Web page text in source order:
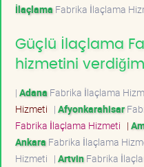
İlaçlama Fabrika İlaçlama
Güçlü İlaçlama
hizmetini
| Adana Fabrika İlaçlama
Hizmeti | Afyonkarahisar
Fabrika İlaçlama Hizmeti |
Ankara Fabrika İlaçlama
Hizmeti | ArtvinFabrika